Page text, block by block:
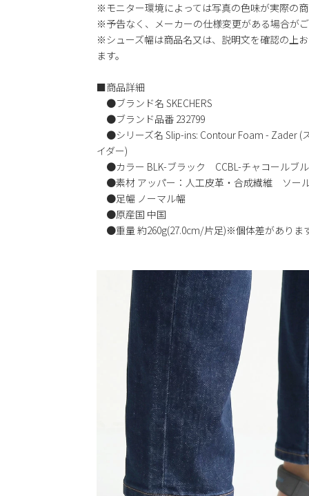
※モニター環境によっては写真の色味が実際の
※予告なく、メーカーの仕様変更がある場合が
※シューズ幅は商品名又は、説明文を確認の上
ます。
■商品詳細
●ブランド名 SKECHERS
●ブランド品番 232799
●シリーズ名 Slip-ins: Contour Foam - Zader (
イダー)
●カラー BLK-ブラック CCBL-チャコールブ
●素材 アッパー：人工皮革・合成繊維 ソー
●足幅 ノーマル幅
●原産国 中国
●重量 約260g(27.0cm/片足)※個体差がありま